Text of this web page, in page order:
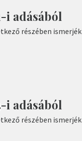
i adásából
részében ismerjék
i adásából
részében ismerjék